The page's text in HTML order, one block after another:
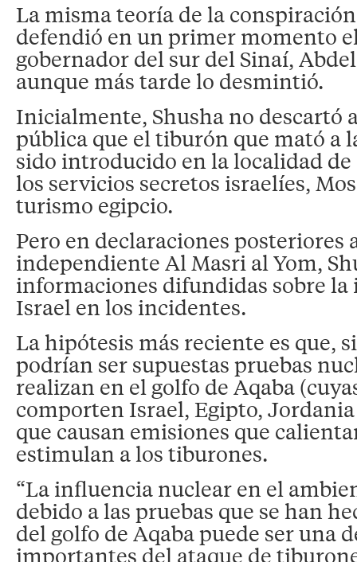
La misma teoría de la
defendió en un primer momento
gobernador del sur del Sinaí,
aunque más tarde lo desmintió.
Inicialmente, Shusha no descartó
pública que el tiburón que mató a
sido introducido en la localidad de
los servicios secretos israelíes,
turismo egipcio.
Pero en declaraciones posteriores
independiente Al Masri al Yom,
informaciones difundidas sobre
Israel en los incidentes.
La hipótesis más reciente es que,
podrían ser supuestas pruebas
realizan en el golfo de Aqaba
comporten Israel, Egipto,
que causan emisiones que
estimulan a los tiburones.
“La influencia nuclear en el
debido a las pruebas que se han
del golfo de Aqaba puede ser una
importantes del ataque de